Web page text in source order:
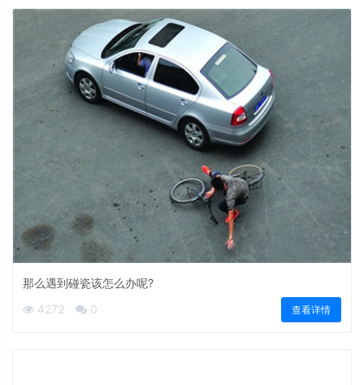
那么遇到碰瓷该怎么办呢?
4272
0 查看详情